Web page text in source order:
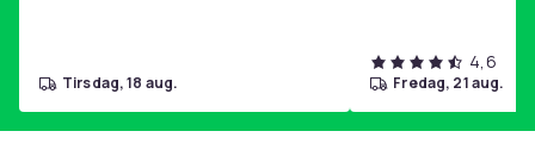
tirsdag, 18 aug.
4,6
fredag, 21 aug.